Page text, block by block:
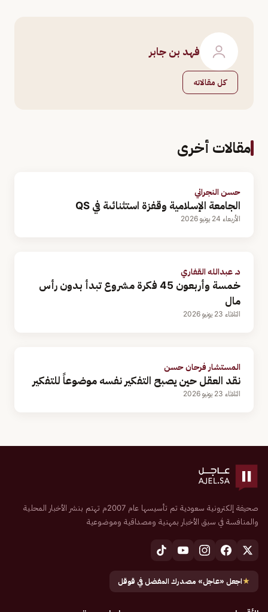
فهد بن جابر
كل مقالاته
مقالات أخرى
حسن النجراني
الجامعة الإسلامية وقفزة استثنائىة في QS
الأربعاء 24 يونيو 2026
د. عبدالله القفاري
خمسة وأربعون 45 فكرة مشروع تبدأ بدون رأس
مال
الثلاثاء 23 يونيو 2026
المستشار فرحان حسن
نقد العقل حين يصبح التفكير نفسه موضوعاً للتفكير
الثلاثاء 23 يونيو 2026
صحيفة إلكترونية سعودية تم تأسيسها عام 2007م تهتم بنشر الأخبار المحلية
والمنافسة في سبق الأخبار بمهنية ومصداقية وموضوعية
★اجعل «عاجل» مصدرك المفضل في قوقل